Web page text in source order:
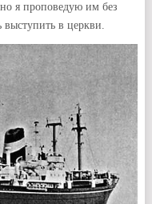
я проповедую им без
в церкви.